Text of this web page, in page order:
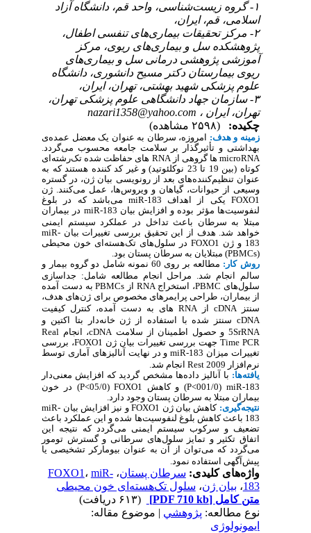
۱- گروه زیست‌شناسی، واحد قم، دانشگاه آزاد
اسلامی، قم، ایران،
۲- مرکز تحقیقات بیماری‌های تنفسی اطفال،
پژوهشکده سل و بیماری‌های ریوی، مرکز
آموزشی پژوهشی درمانی سل و بیماری‌های
ریوی بیمارستان دکتر مسیح دانشوری، دانشگاه
علوم پزشکی شهید بهشتی، تهران، ایران،
۳- سازمان جهاد دانشگاهی علوم پزشکی تهران،
تهران، ایران ، nazari1358@yahoo.com
چکیده:
زمینه و هدف:امروزه، سرطان به عنوان یک معضل عمده‌ی
بهداشتی و تأثیرگذار بر سلامت جامعه محسوب می‌گردد.
microRNAها گروهی از RNAهای حفاظت شده تک‌رشته‌ای
کوتاه (بین 19 تا 23 نوکلئوتید) و غیر کد کننده هستند که به
عنوان تنظیم‌کننده‌های بعد از رونویسی بیان ژن، در گستره
وسیعی از حیوانات، گیاهان و ویروس‌ها، عمل می‌کنند. ژن
FOXO1یکی از اهدافmiR-183می‌باشد که در بلوغ
لنفوسیت‌ها مؤثر بوده وافزایش بیان miR-183در بیماران
مبتلا به سرطان باعث تداخل در عملکرد سیستم ایمنی
خواهد شد.هدف از این تحقیق بررسی تغییرات بیانmiR-
183و ژنFOXO1در سلول‌های تک‌هسته‌ای خون محیطی
PBMCs) مبتلایان به سرطان پستان بود.
روش کار:
مطالعه بر روی 60 نمونه شامل دو گروه بیمار و
سالم انجام شد.مراحل انجام مطالعه شامل: جداسازی
سلول‌هایPBMC،استخراجRNAاز PBMCsبه دست آمده
از بیماران، طراحی پرایمرهای مخصوص­ برای ژن‌های هدف،
سنتزcDNAازRNAهای به دست آمده، کنترل کیفیت
cDNAسنتز شده با استفاده از ژن خانه‌دار بتا اکتین و
5SrRNAو حصول اطمینان از سلامتcDNA، انجامReal
Time PCRجهت بررسی تغییرات بیان ژن­FOXO1، بررسی
تغییرات میزانmiR-183و در نهایت آنالیزهای آماری توسط
نرم‌افزار Rest 2009انجام شد.
یافته‌ها: با آنالیز داده‌ها مشخص گردید که افزایش معنی‌دار
miR-183
(001/0
P<) و کاهش FOXO1
(05/0
P<) در خون
بیماران مبتلا به سرطان پستان وجود دارد.
نتیجه‌گیری:کاهش بیان ژنFOXO1و نیز افزایش بیانmiR-
183باعث کاهش بلوغ لنفوسیت‌ها شده و این عملکرد باعث
تضعیف و سرکوب سیستم ایمنی می‌گردد که نتیجه این
اتفاق تکثیر و تمایز سلول‌های سرطانی و گسترش تومور
می‌گردد که می‌توان از آن به عنوان بیومارکر تشخیصی یا
پیش‌آگهی استفاده نمود.
واژه‌های کلیدی:سرطان پستان، FOXO1،miR-
183،بیان ژن ،سلول تک‌هسته‌ای خون محیطی
متن کامل[PDF 710 kb]
نوع مطالعه:پژوهشي| موضوع مقاله:
ایمونولوژی